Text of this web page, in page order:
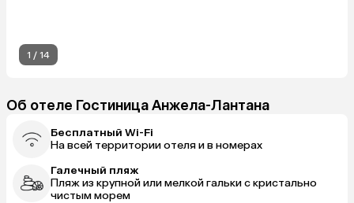
1 / 14
Об отеле Гостиница Анжела-Лантана
Бесплатный Wi-Fi
На всей территории отеля и в номерах
Галечный пляж
Пляж из крупной или мелкой гальки с кристально
чистым морем